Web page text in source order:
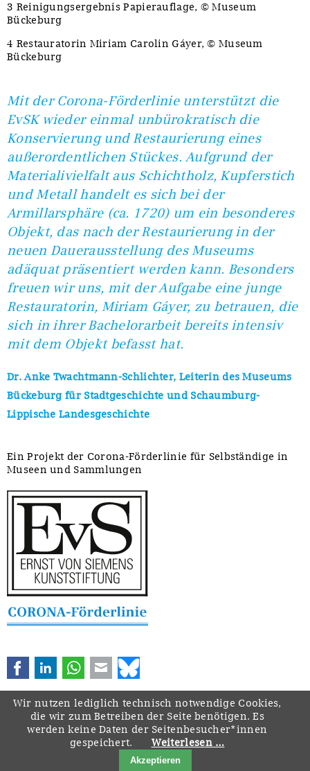
3 Reinigungsergebnis Papierauflage, © Museum
Bückeburg
4 Restauratorin Miriam Carolin Gáyer, © Museum
Bückeburg
Mit der Corona-Förderlinie unterstützt die
EvSK wieder einmal unbürokratisch die
Konservierung und Restaurierung eines
außerordentlichen Stückes. Aufgrund der
Materialivielfalt aus Schichtholz, Kupferstich
und Metall handelt es sich bei der
Armillarsphäre (ca. 1720) um ein besonderes
Objekt, das nach der Restaurierung in der
neuen Dauerausstellung des Museums
adäquat präsentiert werden kann. Besonders
freuen wir uns, mit der Aufgabe eine junge
Restauratorin, Miriam Gáyer, zu betrauen, die
sich in ihrer Bachelorarbeit bereits intensiv
mit dem Objekt befasst hat.
Dr. Anke Twachtmann-Schlichter, Leiterin des Museums
Bückeburg für Stadtgeschichte und Schaumburg-
Lippische Landesgeschichte
Ein Projekt der Corona-Förderlinie für Selbständige in
Museen und Sammlungen
FacebookLinkedInWhatsApp
E-mail
Navigation
überspringen
Startseite Downloads Kontakt Impressum
Wir nutzen lediglich technisch notwendige Cookies,
die wir zum Betreiben der Seite benötigen. Es
werden keine Daten der Seitenbesucher*innen
gespeichert.
Weiterlesen …
Akzeptieren